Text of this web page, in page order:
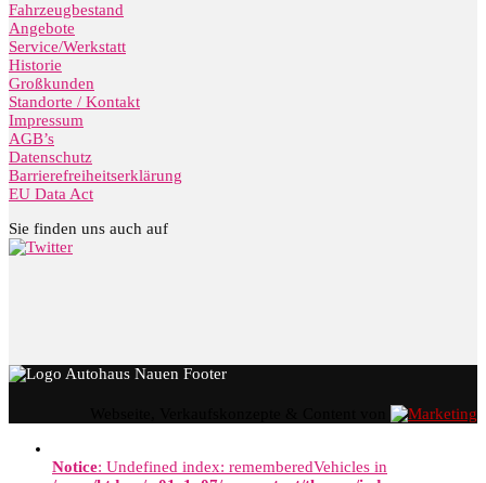
Fahrzeugbestand
Angebote
Service/Werkstatt
Historie
Großkunden
Standorte / Kontakt
Impressum
AGB’s
Datenschutz
Barrierefreiheitserklärung
EU Data Act
Sie finden uns auch auf
Notice: Undefined index: rememberedVehicles in